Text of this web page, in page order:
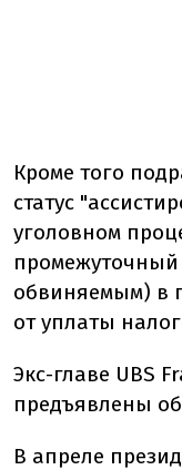
Кроме того
статус
уголовном
промежуточный
обвиняемым) в
от уплаты
Экс-главе UBS
предъявлены
В апреле